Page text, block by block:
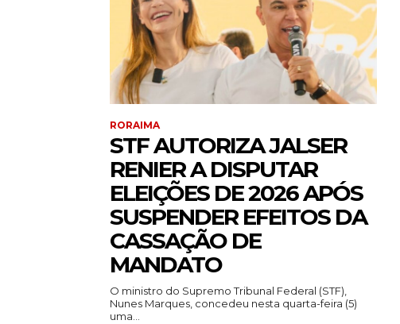
RORAIMA
STF AUTORIZA JALSER
RENIER A DISPUTAR
ELEIÇÕES DE 2026 APÓS
SUSPENDER EFEITOS DA
CASSAÇÃO DE
MANDATO
O ministro do Supremo Tribunal Federal (STF),
Nunes Marques, concedeu nesta quarta-feira (5)
uma...